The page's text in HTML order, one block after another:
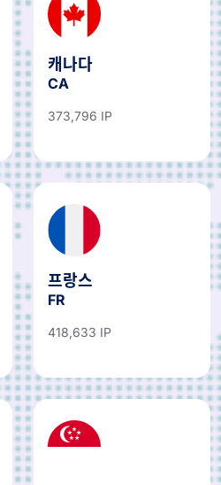
캐나다
CA
373,796 IP
프랑스
FR
418,633 IP